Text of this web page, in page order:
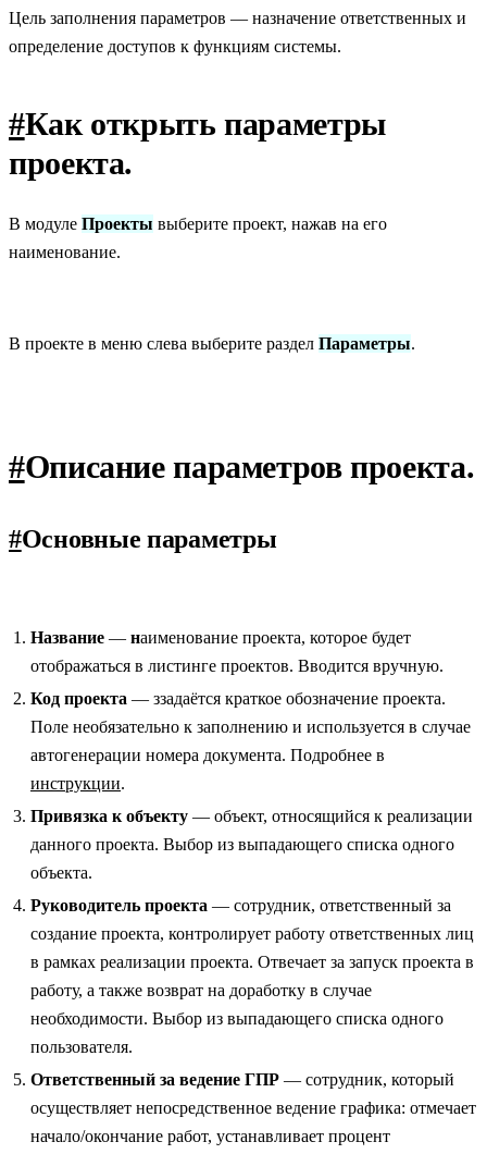
Цель заполнения параметров — назначение ответственных и
определение доступов к функциям системы.
#Как открыть параметры
проекта.
В модуле Проекты выберите проект, нажав на его
наименование.
В проекте в меню слева выберите раздел Параметры.
#Описание параметров проекта.
#Основные параметры
Название — наименование проекта, которое будет
отображаться в листинге проектов. Вводится вручную.
Код проекта — ззадаётся краткое обозначение проекта.
Поле необязательно к заполнению и используется в случае
автогенерации номера документа. Подробнее в
инструкции.
Привязка к объекту — объект, относящийся к реализации
данного проекта. Выбор из выпадающего списка одного
объекта.
Руководитель проекта — сотрудник, ответственный за
создание проекта, контролирует работу ответственных лиц
в рамках реализации проекта. Отвечает за запуск проекта в
работу, а также возврат на доработку в случае
необходимости. Выбор из выпадающего списка одного
пользователя.
Ответственный за ведение ГПР — сотрудник, который
осуществляет непосредственное ведение графика: отмечает
начало/окончание работ, устанавливает процент